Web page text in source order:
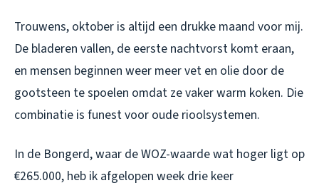
Trouwens, oktober is altijd een drukke maand voor mij.
De bladeren vallen, de eerste nachtvorst komt eraan,
en mensen beginnen weer meer vet en olie door de
gootsteen te spoelen omdat ze vaker warm koken. Die
combinatie is funest voor oude rioolsystemen.
In de Bongerd, waar de WOZ-waarde wat hoger ligt op
€265.000, heb ik afgelopen week drie keer